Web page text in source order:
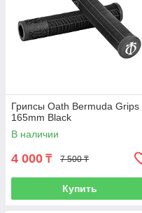
Грипсы Oath Bermuda Grips
165mm Black
В наличии
4 000 ₸ 7 500 ₸
Купить